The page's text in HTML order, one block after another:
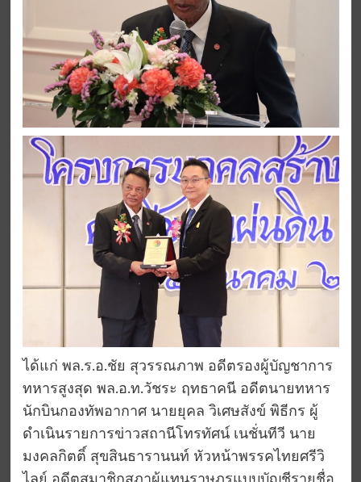
ได้แก่ พล.ร.อ.ชัย สุวรรณภาพ อดีตรองผู้บัญชาการ
ทหารสูงสุด พล.อ.ท.วัชระ ฤทธาคนี อดีตนายทหาร
นักบินกองทัพอากาศ นายยุคล วิเศษสังข์ พิธีกร ผู้
ดำเนินรายการข่าวสถานีโทรทัศน์ เนชั่นทีวี นาย
มงคลกิตติ์ สุขสินธารานนท์ หัวหน้าพรรคไทยศรีวิ